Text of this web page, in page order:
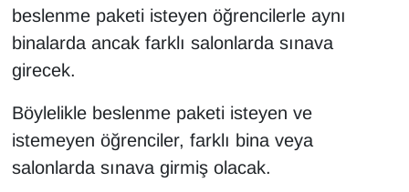
beslenme paketi isteyen öğrencilerle aynı
binalarda ancak farklı salonlarda sınava
girecek.
Böylelikle beslenme paketi isteyen ve
istemeyen öğrenciler, farklı bina veya
salonlarda sınava girmiş olacak.